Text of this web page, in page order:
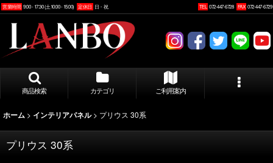
営業時間 9:00 - 17:30 (土10:00 - 15:00) 定休日 日・祝 TEL 072-447-6728 FAX 072-447-6729
商品検索 カテゴリ ご利用案内
ホーム > インテリアパネル > プリウス 30系
プリウス 30系